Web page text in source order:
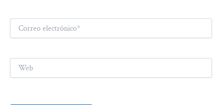
Correo
electrónico*
Web